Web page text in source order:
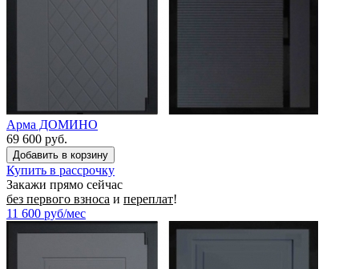
Арма ДОМИНО
69 600 руб.
Купить в рассрочку
Закажи прямо сейчас
без первого взноса и переплат!
11 600 руб/мес